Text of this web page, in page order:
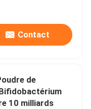
Contact
de
10 milliards